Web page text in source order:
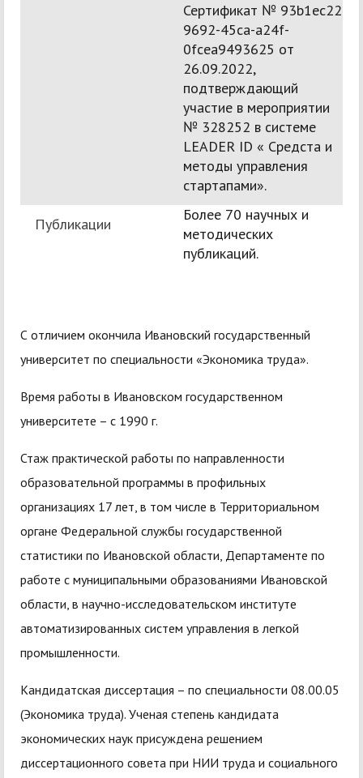
Сертификат № 93b1ec22-
9692-45ca-a24f-
0fcea9493625 от
26.09.2022,
подтверждающий
участие в мероприятии
№ 328252 в системе
LEADER ID « Средста и
методы управления
стартапами».
Публикации
Более 70 научных и
методических
публикаций.
С отличием окончила Ивановский государственный
университет по специальности «Экономика труда».
Время работы в Ивановском государственном
университете – с 1990 г.
Стаж практической работы по направленности
образовательной программы в профильных
организациях 17 лет, в том числе в Территориальном
органе Федеральной службы государственной
статистики по Ивановской области, Департаменте по
работе с муниципальными образованиями Ивановской
области, в научно-исследовательском институте
автоматизированных систем управления в легкой
промышленности.
Кандидатская диссертация – по специальности 08.00.05
(Экономика труда). Ученая степень кандидата
экономических наук присуждена решением
диссертационного совета при НИИ труда и социального